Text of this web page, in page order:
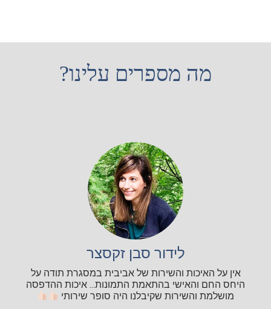
מה מספרים עלינו?
לידור סבן זקסצר
אין על האיכות והשירות של אביבית במסגרת תודה על
היחס החם והאישי בהתאמת התמונות... איכות ההדפסה
מושלמת והשירות שקיבלנו היה סופר שירותי